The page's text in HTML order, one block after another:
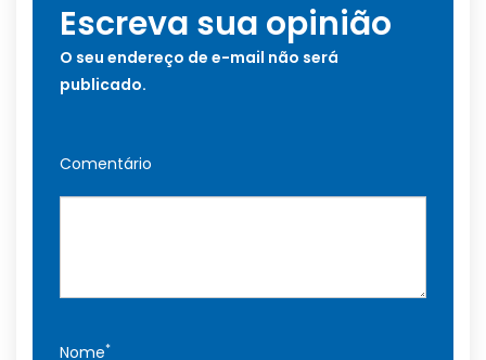
Escreva sua opinião
O seu endereço de e-mail não será
publicado.
Comentário
Nome*